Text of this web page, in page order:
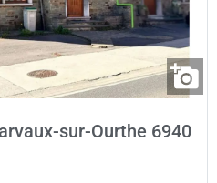
sur-Ourthe 6940